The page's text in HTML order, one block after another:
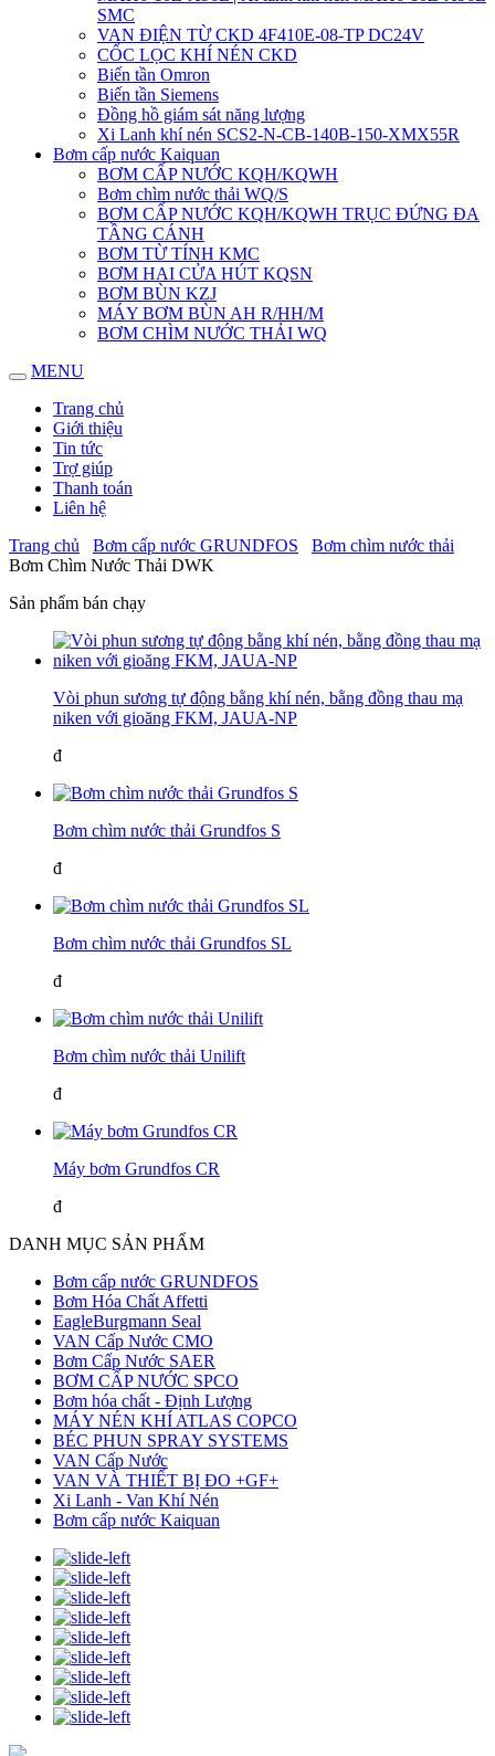
SMC
VAN ĐIỆN TỪ CKD 4F410E-08-TP DC24V
CỐC LỌC KHÍ NÉN CKD
Biến tần Omron
Biến tần Siemens
Đồng hồ giám sát năng lượng
Xi Lanh khí nén SCS2-N-CB-140B-150-XMX55R
Bơm cấp nước Kaiquan
BƠM CẤP NƯỚC KQH/KQWH
Bơm chìm nước thải WQ/S
BƠM CẤP NƯỚC KQH/KQWH TRỤC ĐỨNG ĐA
TẦNG CÁNH
BƠM TỪ TÍNH KMC
BƠM HAI CỬA HÚT KQSN
BƠM BÙN KZJ
MÁY BƠM BÙN AH R/HH/M
BƠM CHÌM NƯỚC THẢI WQ
MENU
Trang chủ
Giới thiệu
Tin tức
Trợ giúp
Thanh toán
Liên hệ
Trang chủ
Bơm cấp nước GRUNDFOS
Bơm chìm nước thải
Bơm Chìm Nước Thải DWK
Sản phẩm bán chạy
Vòi phun sương tự động bằng khí nén, bằng đồng thau mạ
niken với gioăng FKM, JAUA-NP
đ
Bơm chìm nước thải Grundfos S
đ
Bơm chìm nước thải Grundfos SL
đ
Bơm chìm nước thải Unilift
đ
Máy bơm Grundfos CR
đ
DANH MỤC SẢN PHẨM
Bơm cấp nước GRUNDFOS
Bơm Hóa Chất Affetti
EagleBurgmann Seal
VAN Cấp Nước CMO
Bơm Cấp Nước SAER
BƠM CẤP NƯỚC SPCO
Bơm hóa chất - Định Lượng
MÁY NÉN KHÍ ATLAS COPCO
BÉC PHUN SPRAY SYSTEMS
VAN Cấp Nước
VAN VÀ THIẾT BỊ ĐO +GF+
Xi Lanh - Van Khí Nén
Bơm cấp nước Kaiquan